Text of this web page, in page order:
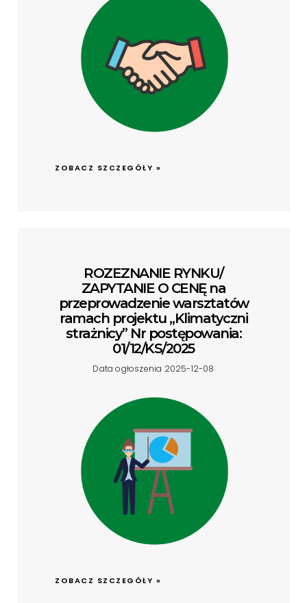
ZOBACZ SZCZEGÓŁY »
ROZEZNANIE RYNKU/
ZAPYTANIE O CENĘ na
przeprowadzenie warsztatów
ramach projektu „Klimatyczni
strażnicy” Nr postępowania:
01/12/KS/2025
Data ogłoszenia 2025-12-08
ZOBACZ SZCZEGÓŁY »